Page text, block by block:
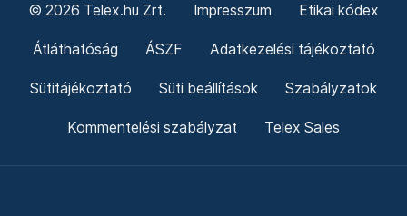
© 2026 Telex.hu Zrt. Impresszum Etikai kódex
Átláthatóság ÁSZF Adatkezelési tájékoztató
Sütitájékoztató Süti beállítások Szabályzatok
Kommentelési szabályzat Telex Sales